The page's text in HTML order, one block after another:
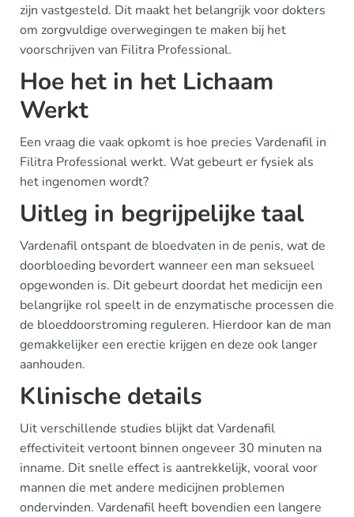
zijn vastgesteld. Dit maakt het belangrijk voor dokters
om zorgvuldige overwegingen te maken bij het
voorschrijven van Filitra Professional.
Hoe het in het Lichaam
Werkt
Een vraag die vaak opkomt is hoe precies Vardenafil in
Filitra Professional werkt. Wat gebeurt er fysiek als
het ingenomen wordt?
Uitleg in begrijpelijke taal
Vardenafil ontspant de bloedvaten in de penis, wat de
doorbloeding bevordert wanneer een man seksueel
opgewonden is. Dit gebeurt doordat het medicijn een
belangrijke rol speelt in de enzymatische processen die
de bloeddoorstroming reguleren. Hierdoor kan de man
gemakkelijker een erectie krijgen en deze ook langer
aanhouden.
Klinische details
Uit verschillende studies blijkt dat Vardenafil
effectiviteit vertoont binnen ongeveer 30 minuten na
inname. Dit snelle effect is aantrekkelijk, vooral voor
mannen die met andere medicijnen problemen
ondervinden. Vardenafil heeft bovendien een langere